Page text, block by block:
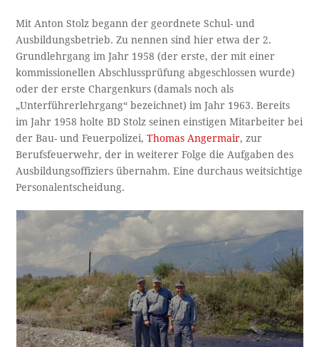
Mit Anton Stolz begann der geordnete Schul- und
Ausbildungsbetrieb. Zu nennen sind hier etwa der 2.
Grundlehrgang im Jahr 1958 (der erste, der mit einer
kommissionellen Abschlussprüfung abgeschlossen wurde)
oder der erste Chargenkurs (damals noch als
„Unterführerlehrgang“ bezeichnet) im Jahr 1963. Bereits
im Jahr 1958 holte BD Stolz seinen einstigen Mitarbeiter bei
der Bau- und Feuerpolizei,Thomas Angermair, zur
Berufsfeuerwehr, der in weiterer Folge die Aufgaben des
Ausbildungsoffiziers übernahm. Eine durchaus weitsichtige
Personalentscheidung.